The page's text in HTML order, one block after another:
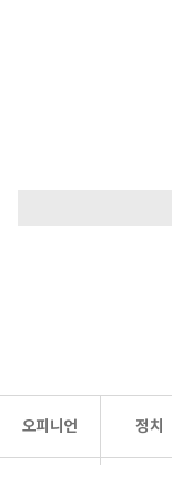
오피니언 정치